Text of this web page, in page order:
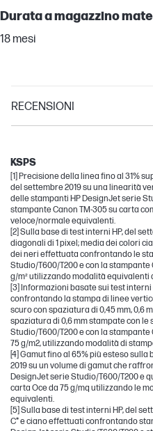
Durata a magazzino
18 mesi
RECENSIONI
Other compatible products
KSPS
[1] Precisione della linea fino al 31%
del settembre 2019 su una linearità
delle stampanti HP DesignJet serie
stampante Canon TM-305 su carta
veloce/normale equivalenti.
[2] Sulla base di test interni HP, del
diagonali di 1 pixel; media dei colori
dei neri effettuata confrontando le
Studio/T600/T200 e con la stampante
g/m² utilizzando modalità equivalenti
[3] Informazioni basate sui test
confrontando la stampa di linee
scuro con spaziatura di 0,45 mm, 0,6
spaziatura di 0,6 mm stampate con le
Studio/T600/T200 e con la stampante
75 g/m2, utilizzando modalità di
[4] Gamut fino al 65% più esteso
2019 su un volume di gamut che
DesignJet serie Studio/T600/T200 e
carta Oce da 75 g/mq utilizzando le
equivalenti.
[5] Sulla base di test interni HP, del
C* e ciano effettuati confrontando